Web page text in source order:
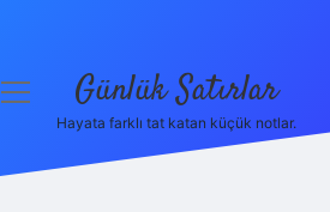
menüyü Günlük Satırlar
Hayata farklı tat katan küçük notlar.